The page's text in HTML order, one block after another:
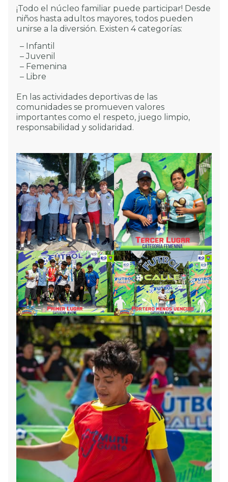
¡Todo el núcleo familiar puede participar! Desde
niños hasta adultos mayores, todos pueden
unirse a la diversión. Existen 4 categorías:
– Infantil
– Juvenil
– Femenina
– Libre
En las actividades deportivas de las
comunidades se promueven valores
importantes como el respeto, juego limpio,
responsabilidad y solidaridad.